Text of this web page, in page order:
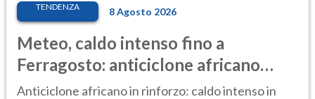
TENDENZA 8 Agosto 2026
Meteo, caldo intenso fino a
Ferragosto: anticiclone africano
ancora protagonista
Anticiclone africano in rinforzo: caldo intenso in